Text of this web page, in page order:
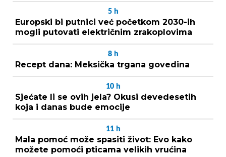
5 h
Europski bi putnici već početkom 2030-ih
mogli putovati električnim zrakoplovima
8 h
Recept dana: Meksička trgana govedina
10 h
Sjećate li se ovih jela? Okusi devedesetih
koja i danas bude emocije
11 h
Mala pomoć može spasiti život: Evo kako
možete pomoći pticama velikih vrućina